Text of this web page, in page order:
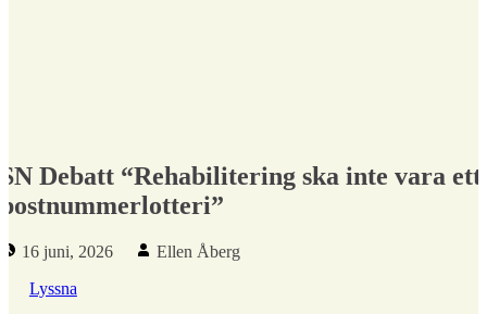
SN Debatt “Rehabilitering ska inte vara ett
postnummerlotteri”
Publicerad den:
16 juni, 2026 Skriven av:
Ellen Åberg
Lyssna